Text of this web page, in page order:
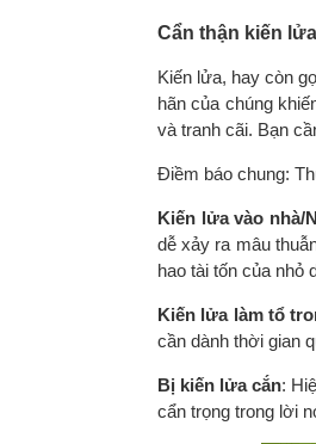
Cẩn thận kiến
Kiến lửa, hay còn
hãn của chúng
và tranh cãi. Bạn
Điềm báo chung:
Kiến lửa vào nhà/
dễ xảy ra mâu
hao tài tốn của nhỏ
Kiến lửa làm tổ
cần dành thời gian
Bị kiến lửa cắn:
cẩn trọng trong lời